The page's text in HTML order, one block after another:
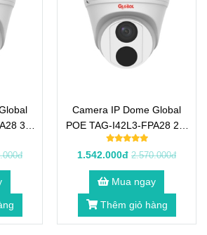
3.0
Camera IP Dome Global
POE TAG-I42L3-FPA28 2.0
Megapixel có Mic
1.542.000đ 2.570.000đ
Mua ngay
Thêm giỏ hàng